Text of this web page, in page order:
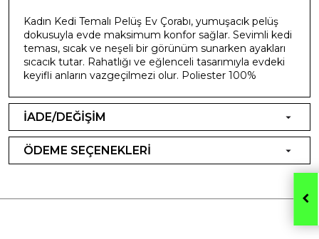
Kadın Kedi Temalı Pelüş Ev Çorabı, yumuşacık pelüş
dokusuyla evde maksimum konfor sağlar. Sevimli kedi
teması, sıcak ve neşeli bir görünüm sunarken ayakları
sıcacık tutar. Rahatlığı ve eğlenceli tasarımıyla evdeki
keyifli anların vazgeçilmezi olur. Poliester 100%
İADE/DEĞİŞİM
ÖDEME SEÇENEKLERİ